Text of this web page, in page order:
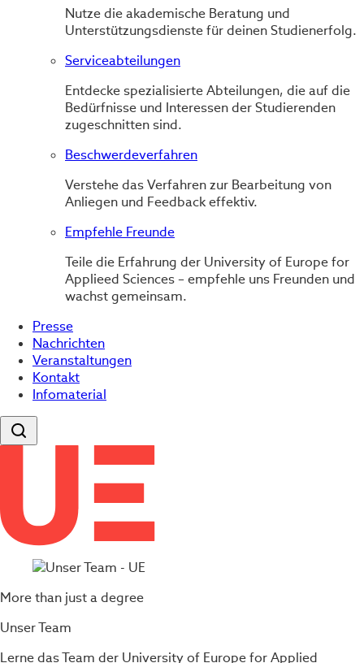
Nutze die akademische Beratung und
Unterstützungsdienste für deinen Studienerfolg.
Serviceabteilungen
Entdecke spezialisierte Abteilungen, die auf die
Bedürfnisse und Interessen der Studierenden
zugeschnitten sind.
Beschwerdeverfahren
Verstehe das Verfahren zur Bearbeitung von
Anliegen und Feedback effektiv.
Empfehle Freunde
Teile die Erfahrung der University of Europe for
Applieed Sciences – empfehle uns Freunden und
wachst gemeinsam.
Presse
Nachrichten
Veranstaltungen
Kontakt
Infomaterial
More than just a degree
Unser Team
Lerne das Team der University of Europe for Applied